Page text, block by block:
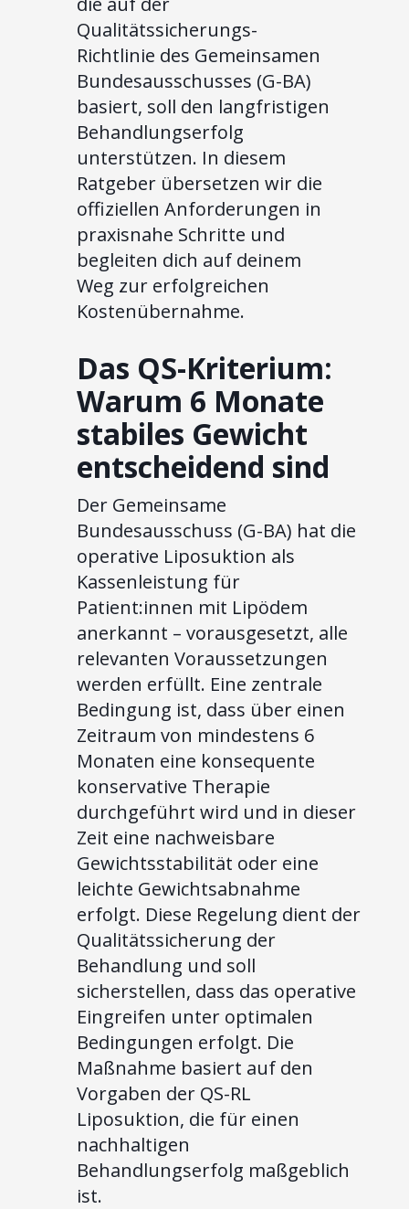
Qualitätssicherungs-
Richtlinie des Gemeinsamen
Bundesausschusses (G-BA)
basiert, soll den langfristigen
Behandlungserfolg
unterstützen. In diesem
Ratgeber übersetzen wir die
offiziellen Anforderungen in
praxisnahe Schritte und
begleiten dich auf deinem
Weg zur erfolgreichen
Kostenübernahme.
Das QS-Kriterium:
Warum 6 Monate
stabiles Gewicht
entscheidend sind
Der Gemeinsame
Bundesausschuss (G-BA) hat die
operative Liposuktion als
Kassenleistung für
Patient:innen mit Lipödem
anerkannt – vorausgesetzt, alle
relevanten Voraussetzungen
werden erfüllt. Eine zentrale
Bedingung ist, dass über einen
Zeitraum von mindestens 6
Monaten eine konsequente
konservative Therapie
durchgeführt wird und in dieser
Zeit eine nachweisbare
Gewichtsstabilität oder eine
leichte Gewichtsabnahme
erfolgt. Diese Regelung dient der
Qualitätssicherung der
Behandlung und soll
sicherstellen, dass das operative
Eingreifen unter optimalen
Bedingungen erfolgt. Die
Maßnahme basiert auf den
Vorgaben der QS-RL
Liposuktion, die für einen
nachhaltigen
Behandlungserfolg maßgeblich
ist.